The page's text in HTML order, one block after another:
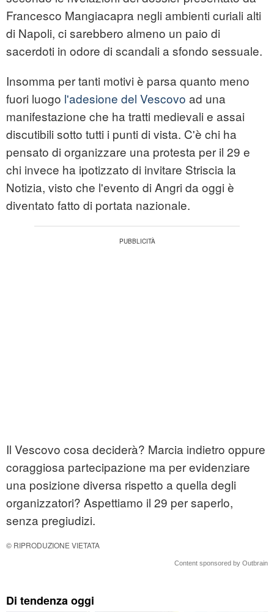
Francesco Mangiacapra negli ambienti curiali alti
di Napoli, ci sarebbero almeno un paio di
sacerdoti in odore di scandali a sfondo sessuale.
Insomma per tanti motivi è parsa quanto meno
fuori luogo l'adesione del Vescovo ad una
manifestazione che ha tratti medievali e assai
discutibili sotto tutti i punti di vista. C'è chi ha
pensato di organizzare una protesta per il 29 e
chi invece ha ipotizzato di invitare Striscia la
Notizia, visto che l'evento di Angri da oggi è
diventato fatto di portata nazionale.
Il Vescovo cosa deciderà? Marcia indietro oppure
coraggiosa partecipazione ma per evidenziare
una posizione diversa rispetto a quella degli
organizzatori? Aspettiamo il 29 per saperlo,
senza pregiudizi.
© RIPRODUZIONE VIETATA
Content sponsored by Outbrain
Di tendenza oggi